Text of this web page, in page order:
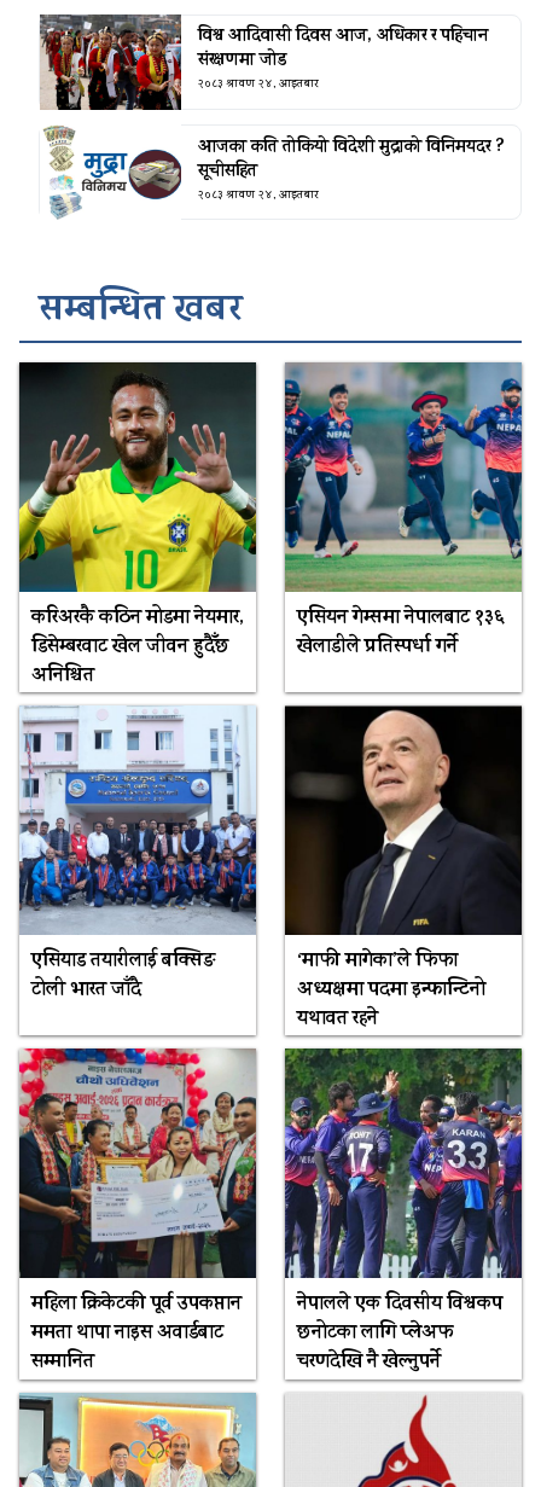
विश्व आदिवासी दिवस आज, अधिकार र पहिचान
संरक्षणमा जोड
२०८३ श्रावण २४, आइतबार
आजका कति तोकियो विदेशी मुद्राको विनिमयदर ?
सूचीसहित
२०८३ श्रावण २४, आइतबार
सम्बन्धित खबर
करिअरकै कठिन मोडमा नेयमार,
डिसेम्बरवाट खेल जीवन हुदैँछ
अनिश्चित
एसियन गेम्समा नेपालबाट १३६
खेलाडीले प्रतिस्पर्धा गर्ने
एसियाड तयारीलाई बक्सिङ
टोली भारत जाँदै
‘माफी मागेका’ले फिफा
अध्यक्षमा पदमा इन्फान्टिनो
यथावत रहने
महिला क्रिकेटकी पूर्व उपकप्तान
ममता थापा नाइस अवार्डबाट
सम्मानित
नेपालले एक दिवसीय विश्वकप
छनोटका लागि प्लेअफ
चरणदेखि नै खेल्नुपर्ने